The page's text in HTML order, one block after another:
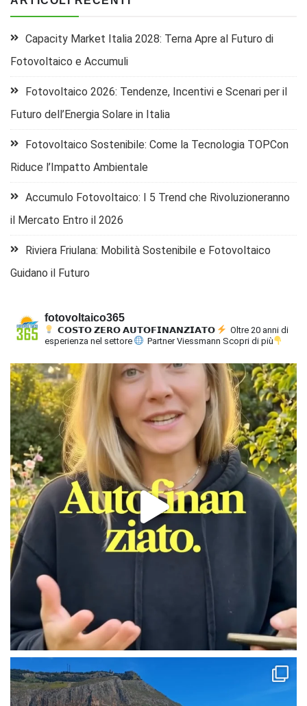
Capacity Market Italia 2028: Terna Apre al Futuro di
Fotovoltaico e Accumuli
Fotovoltaico 2026: Tendenze, Incentivi e Scenari per il
Futuro dell’Energia Solare in Italia
Fotovoltaico Sostenibile: Come la Tecnologia TOPCon
Riduce l’Impatto Ambientale
Accumulo Fotovoltaico: I 5 Trend che Rivoluzioneranno
il Mercato Entro il 2026
Riviera Friulana: Mobilità Sostenibile e Fotovoltaico
Guidano il Futuro
fotovoltaico365
𝗖𝗢𝗦𝗧𝗢 𝗭𝗘𝗥𝗢 𝗔𝗨𝗧𝗢𝗙𝗜𝗡𝗔𝗡𝗭𝗜𝗔𝗧𝗢
Oltre 20 anni di
esperienza nel settore
Partner Viessmann Scopri di più